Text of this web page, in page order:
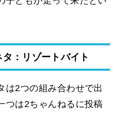
：リゾートバイト
は2つの組み合わせで出
つは2ちゃんねるに投稿